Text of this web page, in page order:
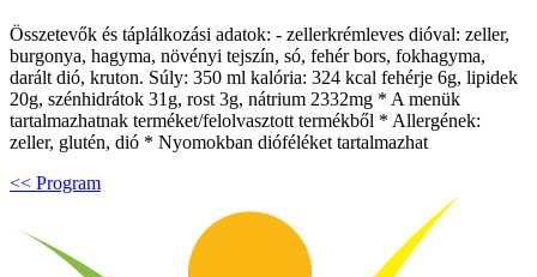
Összetevők és táplálkozási adatok: - zellerkrémleves dióval: zeller,
burgonya, hagyma, növényi tejszín, só, fehér bors, fokhagyma,
darált dió, kruton. Súly: 350 ml kalória: 324 kcal fehérje 6g, lipidek
20g, szénhidrátok 31g, rost 3g, nátrium 2332mg * A menük
tartalmazhatnak terméket/felolvasztott termékből * Allergének:
zeller, glutén, dió * Nyomokban dióféléket tartalmazhat
<< Program